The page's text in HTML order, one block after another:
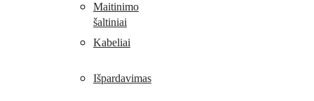
Maitinimo
šaltiniai
Kabeliai
Išpardavimas